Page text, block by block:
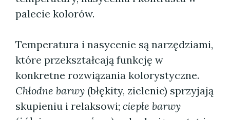
palecie kolorów.
Temperatura i nasycenie są narzędziami,
które przekształcają funkcję w
konkretne rozwiązania kolorystyczne.
Chłodne barwy (błękity, zielenie) sprzyjają
skupieniu i relaksowi; ciepłe barwy